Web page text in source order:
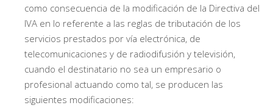
como consecuencia de la modificación de la Directiva del
IVA en lo referente a las reglas de tributación de los
servicios prestados por vía electrónica, de
telecomunicaciones y de radiodifusión y televisión,
cuando el destinatario no sea un empresario o
profesional actuando como tal, se producen las
siguientes modificaciones: